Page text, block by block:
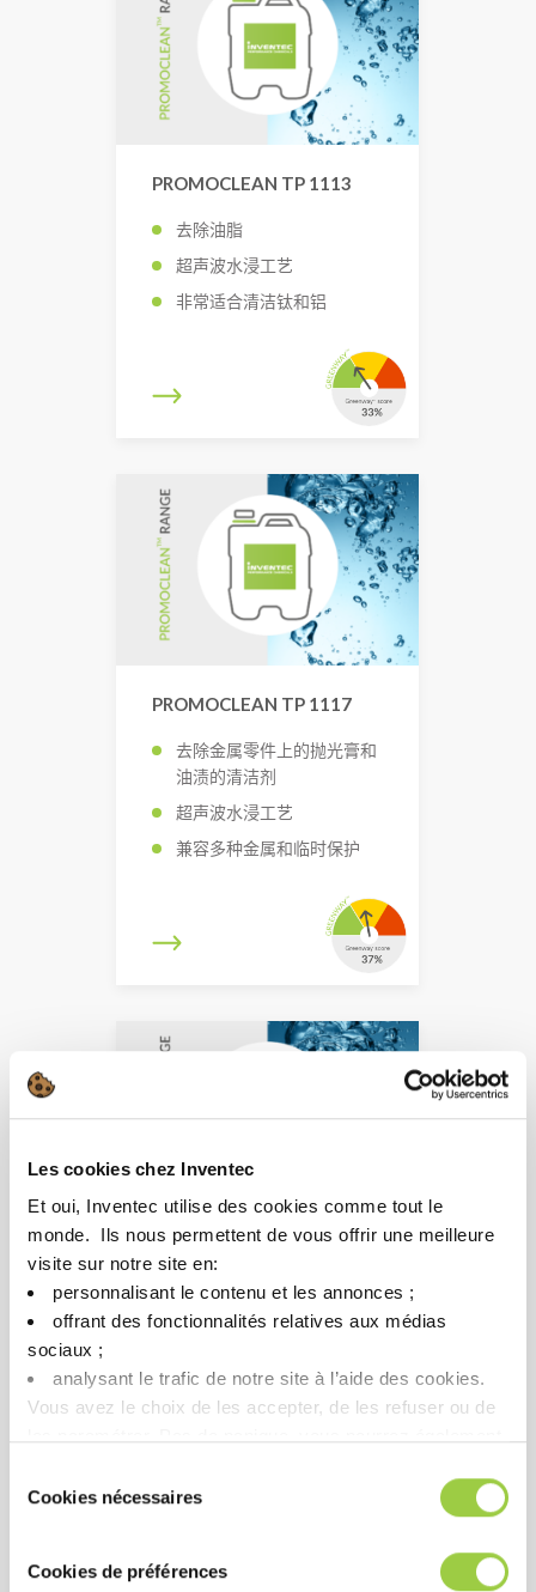
Les cookies chez Inventec
Et oui, Inventec utilise des cookies comme tout le
monde. ​ Ils nous permettent de vous offrir une meilleure
visite sur notre site en:​
personnalisant le contenu et les annonces ;​
offrant des fonctionnalités relatives aux médias
sociaux ; ​
analysant le trafic de notre site à l’aide des cookies.​
Vous avez le choix de les accepter, de les refuser ou de
cookies.​ ​ ​
duCookies nécessaires
Cookies de préférences
PROMOCLEAN TP 1113
去除油脂
超声波水浸工艺
非常适合清洁钛和铝
PROMOCLEAN TP 1117
去除金属零件上的抛光膏和
油渍的清洁剂
超声波水浸工艺
兼容多种金属和临时保护
PROMOCLEAN DISPER 2
用于去除金属部件上的油和
油脂的清洁剂
艺
与多种金属兼容